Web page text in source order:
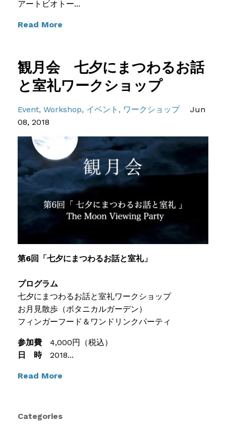
アートビオトー...
Read More
観月会 七夕にまつわるお話
と室礼ワークショップ
Event Workshop イベント ワークショップ
Jun
08, 2018
第6回「七夕にまつわるお話と室礼」
プログラム
七夕にまつわるお話と室礼ワークショップ
お月見散歩（ボタニカルガーデン）
フィンガーフード＆ワンドリンクパーティ
参加費 4,000円（税込）
日 時2018...
Read More
Categories